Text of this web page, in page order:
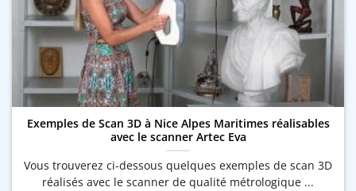
Exemples de Scan 3D à Nice Alpes Maritimes réalisables
avec le scanner Artec Eva
Vous trouverez ci-dessous quelques exemples de scan 3D
réalisés avec le scanner de qualité métrologique ...